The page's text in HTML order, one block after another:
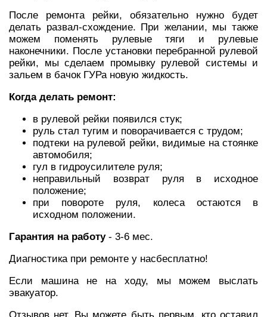
После ремонта рейки, обязательно нужно будет
делать развал-схождение. При желании, мы также
можем поменять рулевые тяги и рулевые
наконечники. После установки перебранной рулевой
рейки, мы сделаем промывку рулевой системы и
зальем в бачок ГУРа новую жидкость.
Когда делать ремонт:
в рулевой рейки появился стук;
руль стал тугим и поворачивается с трудом;
подтеки на рулевой рейки, видимые на стоянке
автомобиля;
гул в гидроусилителе руля;
неправильный возврат руля в исходное
положение;
при повороте руля, колеса остаются в
исходном положении.
Гарантия на работу- 3-6 мес.
Диагностика при ремонте у насбесплатно!
Если машина не на ходу, мы можем выслать
эвакуатор.